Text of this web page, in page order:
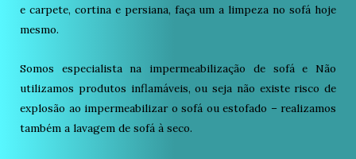
e carpete, cortina e persiana, faça um a limpeza no sofá hoje
mesmo.
Somos especialista na impermeabilização de sofá e Não
utilizamos produtos inflamáveis, ou seja não existe risco de
explosão ao impermeabilizar o sofá ou estofado – realizamos
também a lavagem de sofá à seco.